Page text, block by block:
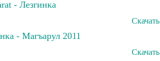
- Лезгинка
Скачать
- Магъарул 2011
Скачать